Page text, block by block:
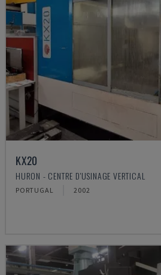
KX20
HURON - CENTRE D'USINAGE VERTICAL
PORTUGAL 2002